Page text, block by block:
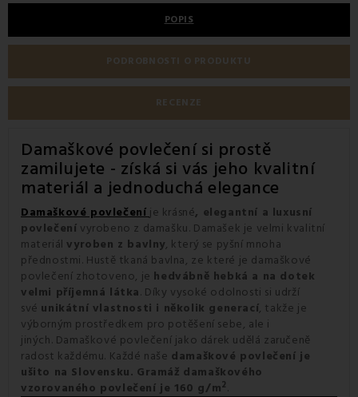
POPIS
PODROBNOSTI O PRODUKTU
RECENZE
Damaškové povlečení si prostě
zamilujete - získá si vás jeho kvalitní
materiál a jednoduchá elegance
Damaškové povlečení je krásné, elegantní a luxusní
povlečení vyrobeno z damašku. Damašek je velmi kvalitní
materiál vyroben z bavlny, který se pyšní mnoha
přednostmi. Hustě tkaná bavlna, ze které je damaškové
povlečení zhotoveno, je hedvábně hebká a na dotek
velmi příjemná látka. Díky vysoké odolnosti si udrží
své unikátní vlastnosti i několik generací, takže je
výborným prostředkem pro potěšení sebe, ale i
jiných. Damaškové povlečení jako dárek udělá zaručeně
radost každému. Každé naše damaškové povlečení je
ušito na Slovensku. Gramáž damaškového
vzorovaného povlečení je 160 g/m2 .